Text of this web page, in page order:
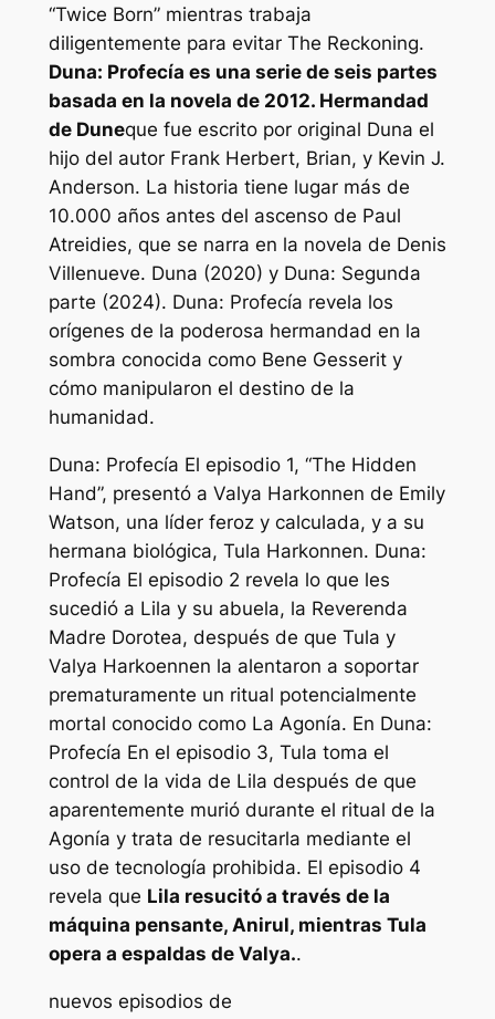
“Twice Born” mientras trabaja
diligentemente para evitar The Reckoning.
Duna: Profecía es una serie de seis partes
basada en la novela de 2012. Hermandad
de Duneque fue escrito por original Duna el
hijo del autor Frank Herbert, Brian, y Kevin J.
Anderson. La historia tiene lugar más de
10.000 años antes del ascenso de Paul
Atreidies, que se narra en la novela de Denis
Villenueve. Duna (2020) y Duna: Segunda
parte (2024). Duna: Profecía revela los
orígenes de la poderosa hermandad en la
sombra conocida como Bene Gesserit y
cómo manipularon el destino de la
humanidad.
Duna: Profecía El episodio 1, “The Hidden
Hand”, presentó a Valya Harkonnen de Emily
Watson, una líder feroz y calculada, y a su
hermana biológica, Tula Harkonnen. Duna:
Profecía El episodio 2 revela lo que les
sucedió a Lila y su abuela, la Reverenda
Madre Dorotea, después de que Tula y
Valya Harkoennen la alentaron a soportar
prematuramente un ritual potencialmente
mortal conocido como La Agonía. En Duna:
Profecía En el episodio 3, Tula toma el
control de la vida de Lila después de que
aparentemente murió durante el ritual de la
Agonía y trata de resucitarla mediante el
uso de tecnología prohibida. El episodio 4
revela que Lila resucitó a través de la
máquina pensante, Anirul, mientras Tula
opera a espaldas de Valya..
nuevos episodios de